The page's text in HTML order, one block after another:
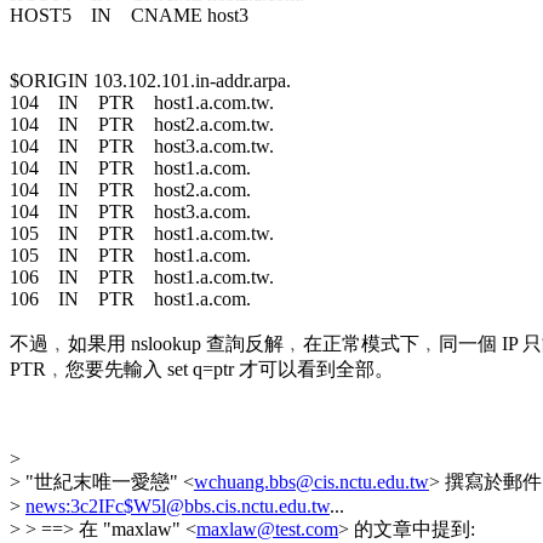
HOST5 IN CNAME host3
$ORIGIN 103.102.101.in-addr.arpa.
104 IN PTR host1.a.com.tw.
104 IN PTR host2.a.com.tw.
104 IN PTR host3.a.com.tw.
104 IN PTR host1.a.com.
104 IN PTR host2.a.com.
104 IN PTR host3.a.com.
105 IN PTR host1.a.com.tw.
105 IN PTR host1.a.com.
106 IN PTR host1.a.com.tw.
106 IN PTR host1.a.com.
不過﹐如果用 nslookup 查詢反解﹐在正常模式下﹐同一個 IP
PTR﹐您要先輸入 set q=ptr 才可以看到全部。
>
> "世紀末唯一愛戀" <wchuang.bbs@cis.nctu.edu.tw> 撰寫於郵件
> news:3c2IFc$W5l@bbs.cis.nctu.edu.tw...
> > ==> 在 "maxlaw" <maxlaw@test.com> 的文章中提到: